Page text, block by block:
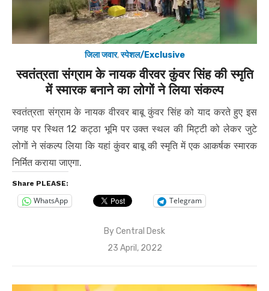
जिला जवार,स्पेशल/Exclusive
स्वतंत्रता संग्राम के नायक वीरवर कुंवर सिंह की स्मृति
में स्मारक बनाने का लोगों ने लिया संकल्प
स्वतंत्रता संग्राम के नायक वीरवर बाबू कुंवर सिंह को याद करते हुए इस
जगह पर स्थित 12 कट्ठा भूमि पर उक्त स्थल की मिट्टी को लेकर जुटे
लोगों ने संकल्प लिया कि यहां कुंवर बाबू की स्मृति में एक आकर्षक स्मारक
निर्मित कराया जाएगा.
Share PLEASE:
WhatsApp Telegram
ByCentral Desk
Posted
23 April, 2022